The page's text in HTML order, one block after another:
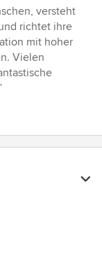
versteht
richtet ihre
mit hoher
Vielen